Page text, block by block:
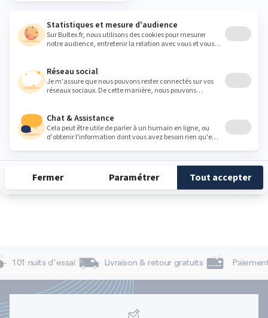
Lundi 14:00 - 19:00
Mardi 09:30 - 19:00
Mercredi 09:30 - 19:00
Vendredi 09:30 - 19:00
101 nuits d'essai Livraison & retour gratuits